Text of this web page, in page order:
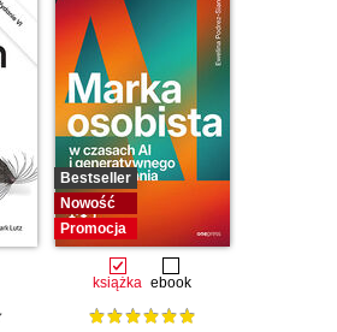
Bestseller
Nowość
Promocja
książka ebook